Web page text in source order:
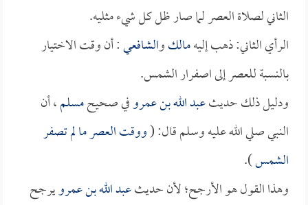
الثاني لصلاة العصر لما صار ظل كل شيء مثليه.
الرأي الثاني: ذهب إليهمالكوالشافعي: أن وقت الاختيار
بالنسبة للعصر إلى اصفرار الشمس.
ودليل ذلك حديثعبد الله بن عمروفي صحيحمسلم، أن
النبي صلي الله عليه وسلم قال: (ووقت العصر ما لم تصفر
الشمس).
وهذا القول هو الأرجح؛ لأن حديثعبد الله بن عمرويرجح